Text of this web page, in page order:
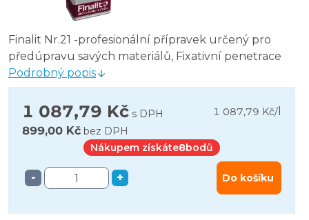
Finalit Nr.21 -profesionální přípravek určený pro
předúpravu savých materiálů, Fixativní penetrace
Podrobný popis
1 087,79 Kč s DPH 1 087,79 Kč/
899,00 Kč bez DPH
Nákupem získáte8bodů
- + Do košíku